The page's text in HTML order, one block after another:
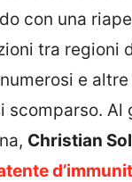
con una
tra regioni
e
scomparso. Al
Christian